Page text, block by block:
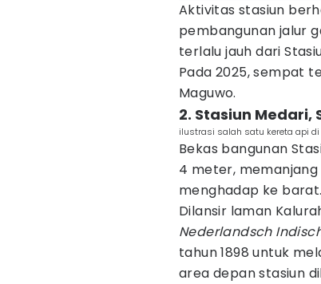
Aktivitas stasiun
pembangunan jalur
terlalu jauh dari
Pada 2025, sempat
Maguwo.
2. Stasiun Medari,
ilustrasi salah satu kereta api di
Bekas bangunan
4 meter,
menghadap ke barat.
Dilansir laman
Nederlandsch
tahun 1898 untuk
area depan stasiun